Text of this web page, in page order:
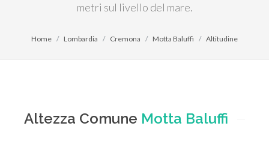
metri sul livello del mare.
Home Lombardia Cremona Motta Baluffi Altitudine
Altezza Comune Motta Baluffi